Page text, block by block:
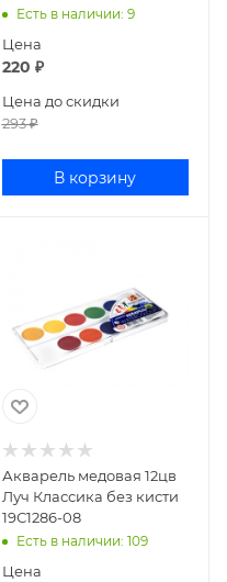
Есть в наличии: 9
Цена
220 ₽
Цена до скидки
293₽
В корзину
Акварель медовая 12цв
Луч Классика без кисти
19С1286-08
Есть в наличии: 109
Цена